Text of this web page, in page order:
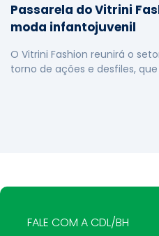
Passarela do Vitrini
moda infantojuvenil
O Vitrini Fashion reunirá o
torno de ações e desfiles,
FALE COM A CDL/BH